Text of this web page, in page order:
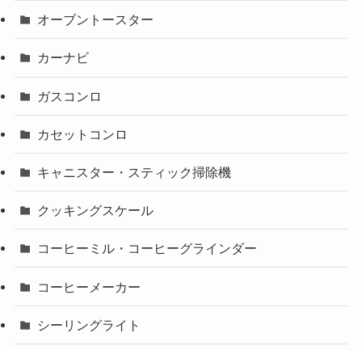
オーブントースター
カーナビ
ガスコンロ
カセットコンロ
キャニスター・スティック掃除機
クッキングスケール
コーヒーミル・コーヒーグラインダー
コーヒーメーカー
シーリングライト